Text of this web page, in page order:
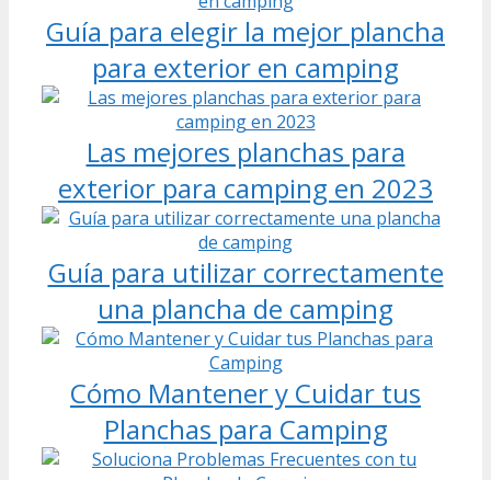
Guía para elegir la mejor plancha
para exterior en camping
Las mejores planchas para
exterior para camping en 2023
Guía para utilizar correctamente
una plancha de camping
Cómo Mantener y Cuidar tus
Planchas para Camping